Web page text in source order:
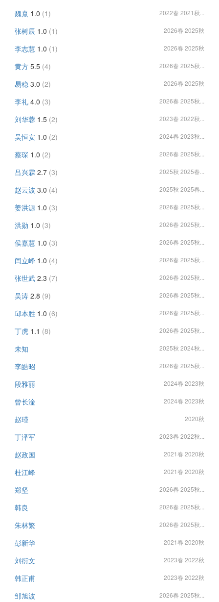
魏熹 1.0 (1) 2022春 2021秋...
张树辰 1.0 (1) 2026春 2025秋
李志慧 1.0 (1) 2026春 2025秋
黄方 5.5 (4) 2026春 2025秋...
易稳 3.0 (2) 2026春 2025秋
李礼 4.0 (3) 2026春 2025秋...
刘华蓉 1.5 (2) 2023春 2022秋...
吴恒安 1.0 (2) 2024春 2023秋...
蔡琛 1.0 (2) 2026春 2025秋...
吕兴霖 2.7 (3) 2025秋 2025春...
赵云波 3.0 (4) 2025秋 2025春...
姜洪源 1.0 (3) 2026春 2025秋...
洪勋 1.0 (3) 2026春 2025秋...
侯嘉慧 1.0 (3) 2026春 2025秋...
闫立峰 1.0 (4) 2026春 2025秋...
张世武 2.3 (7) 2026春 2025秋...
吴涛 2.8 (9) 2026春 2025秋...
邱本胜 1.0 (6) 2026春 2025秋...
丁虎 1.1 (8) 2026春 2025秋...
未知 2025秋 2024秋...
李皓昭 2026春 2025秋...
段雅丽 2024春 2023秋
曾长淦 2024春 2023秋
赵瑾 2020秋
丁泽军 2023春 2022秋...
赵政国 2021春 2020秋
杜江峰 2021春 2020秋
郑坚 2026春 2025秋...
韩良 2026春 2025秋...
朱林繁 2026春 2025秋...
彭新华 2021春 2020秋
刘衍文 2023春 2022秋
韩正甫 2023春 2022秋
邹旭波 2026春 2025秋...